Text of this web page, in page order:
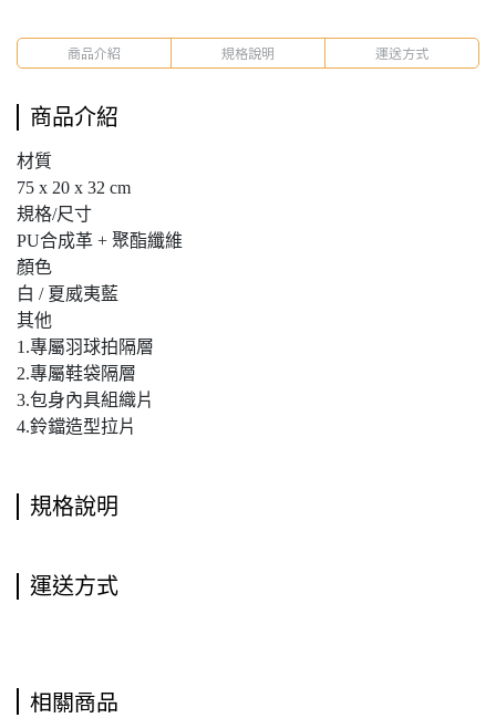
商品介紹 規格說明 運送方式
商品介紹
材質
75 x 20 x 32 cm
規格/尺寸
PU合成革 + 聚酯纖維
顏色
白 / 夏威夷藍
其他
1.專屬羽球拍隔層
2.專屬鞋袋隔層
3.包身內具組織片
4.鈴鐺造型拉片
規格說明
運送方式
相關商品